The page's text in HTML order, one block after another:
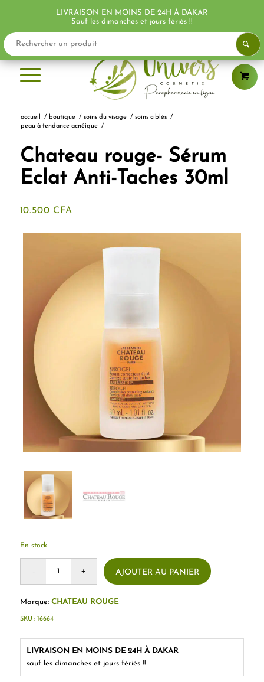
accueil / boutique / soins du visage / soins ciblés /
peau à tendance acnéique
/
Chateau rouge- Sérum
Eclat Anti-Taches 30ml
10.500 CFA
En stock
AJOUTER AU PANIER
Marque: CHATEAU ROUGE
LIVRAISON EN MOINS DE 24H À DAKAR
sauf les dimanches et jours fériés !!
SKU : 16664
LIVRAISON EN MOINS DE 24H À DAKAR
Sauf les dimanches et jours fériés !!